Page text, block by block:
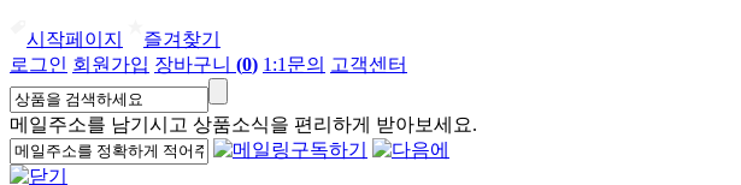
시작페이지
즐겨찾기
로그인 회원가입 장바구니 (0) 1:1문의 고객센터
메일주소를 남기시고 상품소식을 편리하게 받아보세요.